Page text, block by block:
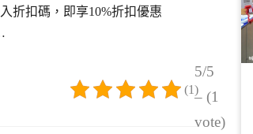
折扣碼，即享10%折扣優惠
5/5
– (1
vote)
(1)